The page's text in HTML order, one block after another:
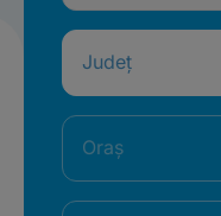
Județ
Oraș